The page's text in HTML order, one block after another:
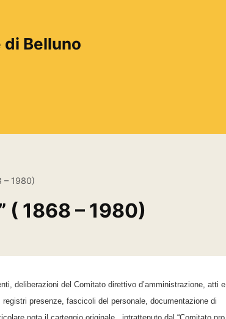
Belluno
– 1980)
( 1868 – 1980)
deliberazioni del Comitato direttivo d’amministrazione, atti e
presenze, fascicoli del personale, documentazione di